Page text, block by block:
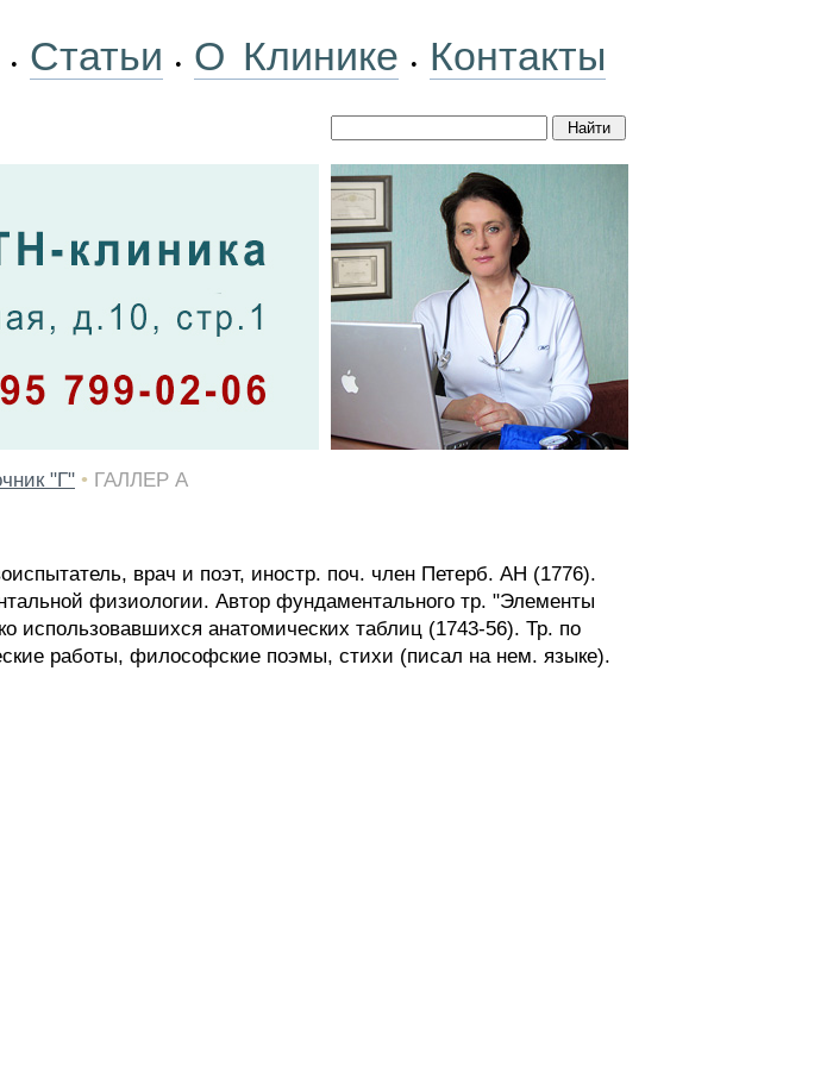
• Статьи • О Клинике • Контакты
"Г" • ГАЛЛЕР А
врач и поэт, иностр. поч. член Петерб. АН (1776).
физиологии. Автор фундаментального тр. "Элементы
использовавшихся анатомических таблиц (1743-56). Тр. по
работы, философские поэмы, стихи (писал на нем. языке).